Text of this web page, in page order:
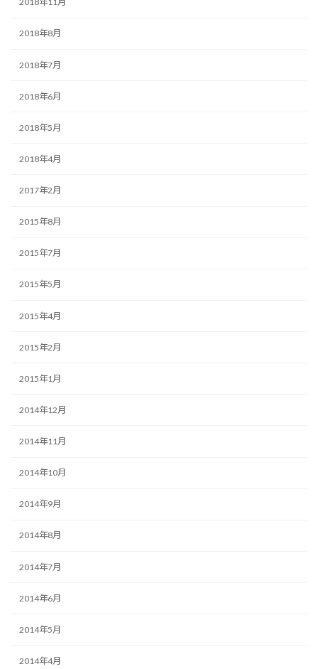
2018年8月
2018年7月
2018年6月
2018年5月
2018年4月
2017年2月
2015年8月
2015年7月
2015年5月
2015年4月
2015年2月
2015年1月
2014年12月
2014年11月
2014年10月
2014年9月
2014年8月
2014年7月
2014年6月
2014年5月
2014年4月